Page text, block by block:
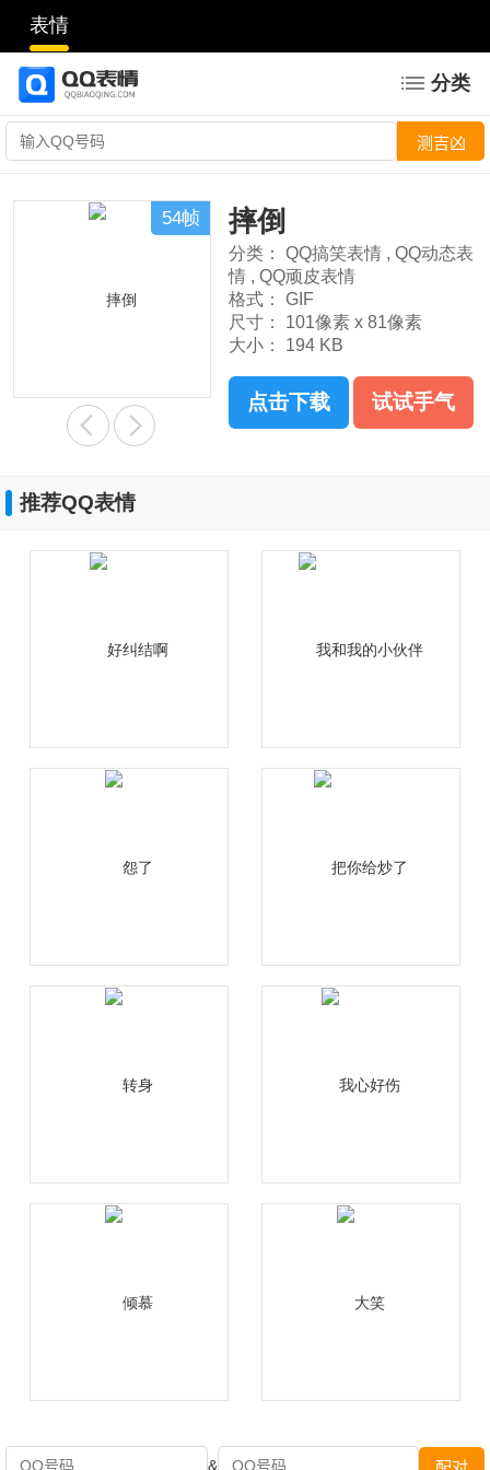
表情
分类
54帧 摔倒
分类： QQ搞笑表情 , QQ动态表
情 , QQ顽皮表情
格式：
GIF
尺寸：
101像素 x 81像素
大小：
194 KB
点击下载 试试手气
推荐QQ表情